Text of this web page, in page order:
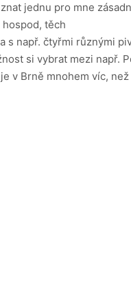
jednu pro mne
těch
např. čtyřmi různými
si vybrat mezi např.
v Brně mnohem víc, než